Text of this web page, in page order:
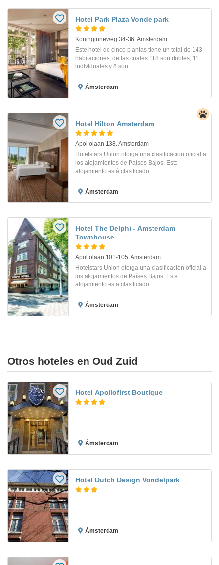
Hotel Park Plaza Vondelpark
Koninginneweg 34-36. Amsterdam
Este hotel de cinco plantas tiene un total de 143
habitaciones, de las cuales 118 son dobles, 11
individuales y 8 son...
Ámsterdam
Hotel Hilton Amsterdam
Apollolaan 138. Amsterdam
Hotelstars Union otorga una clasificación oficial a
los alojamientos de Países Bajos. Este
alojamiento está clasificado...
Ámsterdam
Hotel The Delphi - Amsterdam
Townhouse
Apollolaan 101-105. Amsterdam
Hotelstars Union otorga una clasificación oficial a
los alojamientos de Países Bajos. Este
alojamiento está clasificado...
Ámsterdam
Otros hoteles en Oud Zuid
Hotel Apollofirst Boutique
Ámsterdam
Hotel Dutch Design Vondelpark
Ámsterdam